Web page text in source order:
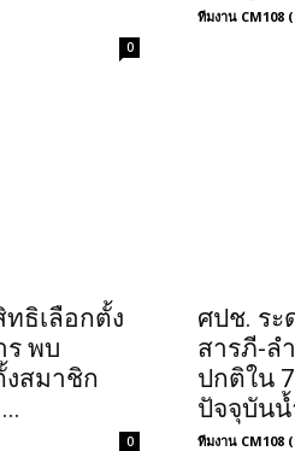
0
ทีมงาน CM108
ธิเลือกตั้ง
ร พบ
งสมาชิก
0
ศปช. ระ
สารภี-ล
ปกติใน
ปัจจุบัน
ทีมงาน CM108